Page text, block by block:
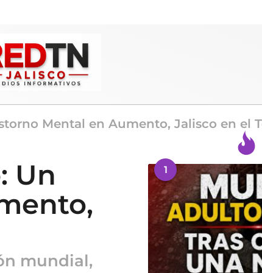
Mental en Aumento, Jalisco en el
Un
mundial,
1